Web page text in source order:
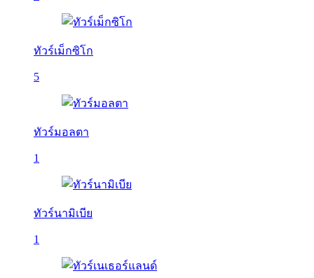
ทัวร์เม็กซิโก
5
ทัวร์มอลตา
1
ทัวร์นามิเบีย
1